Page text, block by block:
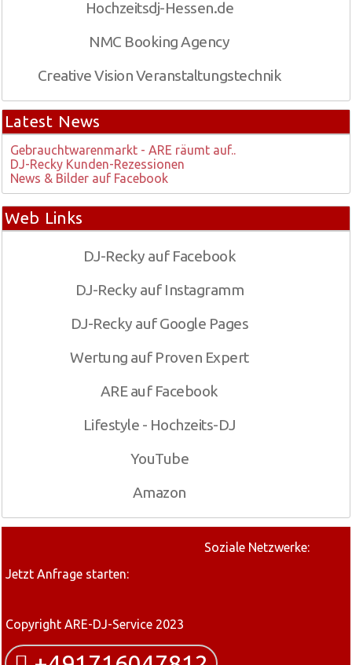
Hochzeitsdj-Hessen.de
NMC Booking Agency
Creative Vision Veranstaltungstechnik
Latest News
Gebrauchtwarenmarkt - ARE räumt auf..
DJ-Recky Kunden-Rezessionen
News & Bilder auf Facebook
Web Links
DJ-Recky auf Facebook
DJ-Recky auf Instagramm
DJ-Recky auf Google Pages
Wertung auf Proven Expert
ARE auf Facebook
Lifestyle - Hochzeits-DJ
YouTube
Amazon
Soziale Netzwerke:
Jetzt Anfrage starten:
Copyright ARE-DJ-Service 2023